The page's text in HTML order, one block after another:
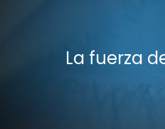
La fuerza